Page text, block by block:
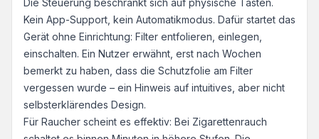
Die Steuerung beschränkt sich auf physische Tasten.
Kein App-Support, kein Automatikmodus. Dafür startet das
Gerät ohne Einrichtung: Filter entfolieren, einlegen,
einschalten. Ein Nutzer erwähnt, erst nach Wochen
bemerkt zu haben, dass die Schutzfolie am Filter
vergessen wurde – ein Hinweis auf intuitives, aber nicht
selbsterklärendes Design.
Für Raucher scheint es effektiv: Bei Zigarettenrauch